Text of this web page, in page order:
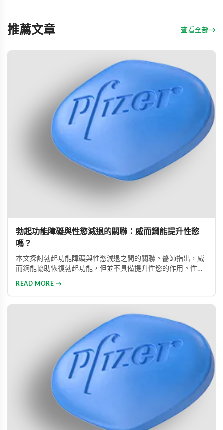
推薦文章 查看全部→
勃起功能障礙與性慾減退的關聯：威而鋼能提升性慾
嗎？
本文探討勃起功能障礙與性慾減退之間的關聯。醫師指出，威
而鋼能協助恢復勃起功能，但並不具備提升性慾的作用。性慾
式有效治療。
READ MORE →